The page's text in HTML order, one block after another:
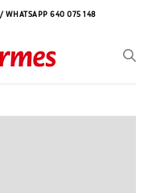
/ WHATSAPP 640 075 148